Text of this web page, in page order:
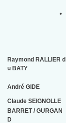
Raymond RALLIER d
u BATY
André GIDE
Claude SEIGNOLLE
BARRET / GURGAN
D